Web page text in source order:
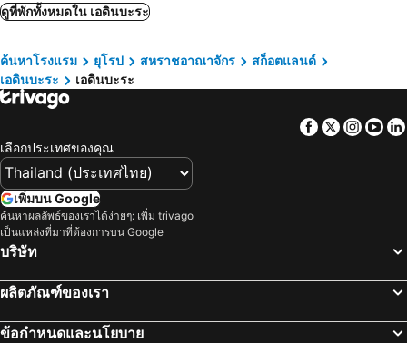
เบอร์วิคอัปพอนทวี, อังกฤษ โรงแรม
เพิร์ธ, สก็อตแลนด์ โรงแรม
ดันดี, สก็อตแลนด์ โรงแรม
เกรนโค, สก็อตแลนด์ โรงแรม
วิลเลียมฟอร์ท, สก็อตแลนด์ โรงแรม
เอาคเทอร์อาร์เดอรื, สก็อตแลนด์ โรงแรม
กรีนอค, สก็อตแลนด์ โรงแรม
ลอนดอน, อังกฤษ โรงแรม
แมนเชสเตอร์, อังกฤษ โรงแรม
ฮีทโทรว์, อังกฤษ โรงแรม
ฮาวน์สโล, อังกฤษ โรงแรม
ดูที่พักทั้งหมดใน เอดินบะระ
ค้นหาโรงแรม ยุโรป สหราชอาณาจักร
สก็อตแลนด์
เอดินบะระ
เอดินบะระ
Facebook
Twitter
เลือกประเทศของคุณ
เพิ่มบน Google
ค้นหาผลลัพธ์ของเราได้ง่ายๆ: เพิ่ม trivago
เป็นแหล่งที่มาที่ต้องการบน Google
บริษัท
ผลิตภัณฑ์ของเรา
ข้อกำหนดและนโยบาย